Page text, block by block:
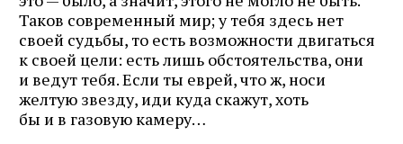
Таков современный мир; у тебя здесь нет
своей судьбы, то есть возможности двигаться
к своей цели: есть лишь обстоятельства, они
и ведут тебя. Если ты еврей, что ж, носи
желтую звезду, иди куда скажут, хоть
бы и в газовую камеру…